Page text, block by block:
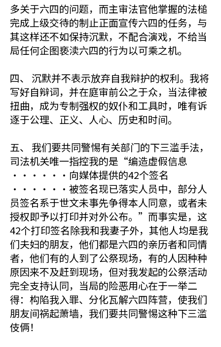
多关于六四的问题，而主审法官他掌握的法槌
完成上级交待的制止正面宣传六四的任务，与
其这样还不如保持沉默，不配合演戏，不给当
局任何企图亵渎六四的行为以可乘之机。
四、 沉默并不表示放弃自我辩护的权利。我将
写好自辩词，并在庭审前公之于众，当法律被
扭曲，成为专制强权的奴仆和工具时，唯有诉
逐于公理、正义、人心、历史和时间。
五、 我们要共同警惕有关部门的下三滥手法，
司法机关唯一指控我的是“编造虚假信息
······向媒体提供的42个签名
······被签名现已落实人员中，部分人
员签名系于世文未事先争得本人同意，或者未
授权即予以打印并对外公布。”而事实是，这
42个打印签名除我和我妻子外，其他人均是我
们夫妇的朋友，他们都是六四的亲历者和同情
者，他们有的人到了公祭现场，有的人因种种
原因来不及赶到现场，但对我发起的公祭活动
完全支持认同，当局的险恶用心在于一举二
得：构陷我入罪、分化瓦解六四阵营，使我们
朋友间祸起萧墙，我们要共同警惕这种下三滥
伎俩！